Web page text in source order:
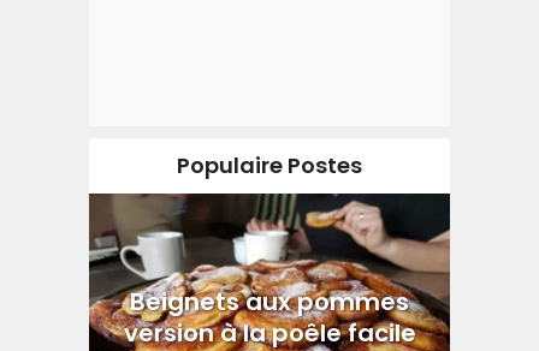
Populaire Postes
Beignets aux pommes
version à la poêle facile